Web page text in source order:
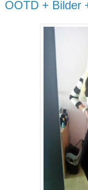
OOTD + Bilder